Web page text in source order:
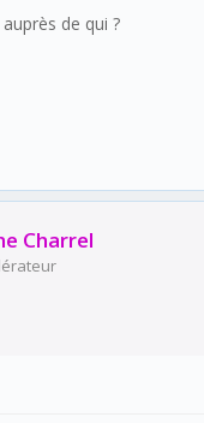
de qui ?
Charrel